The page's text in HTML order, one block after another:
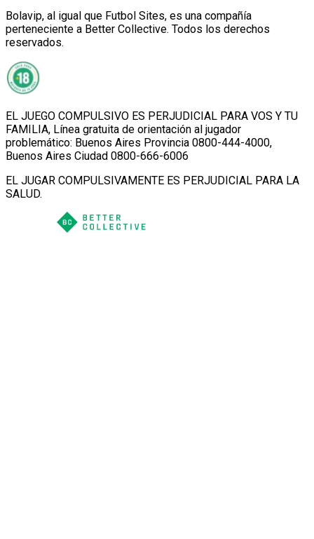
Bolavip, al igual que Futbol Sites, es una compañía
perteneciente a Better Collective. Todos los derechos
reservados.
EL JUEGO COMPULSIVO ES PERJUDICIAL PARA VOS Y TU
FAMILIA, Línea gratuita de orientación al jugador
problemático: Buenos Aires Provincia 0800-444-4000,
Buenos Aires Ciudad 0800-666-6006
EL JUGAR COMPULSIVAMENTE ES PERJUDICIAL PARA LA
SALUD.